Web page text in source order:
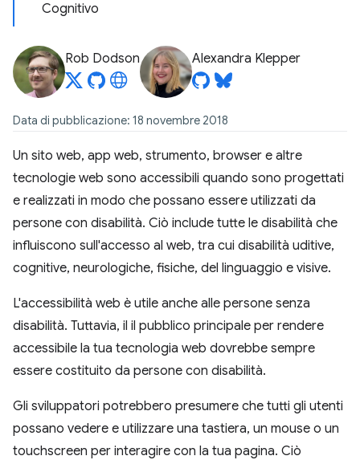
Cognitivo
Rob Dodson Alexandra Klepper
Data di pubblicazione: 18 novembre 2018
Un sito web, app web, strumento, browser e altre
tecnologie web sono accessibili quando sono progettati
e realizzati in modo che possano essere utilizzati da
persone con disabilità. Ciò include tutte le disabilità che
influiscono sull'accesso al web, tra cui disabilità uditive,
cognitive, neurologiche, fisiche, del linguaggio e visive.
L'accessibilità web è utile anche alle persone senza
disabilità. Tuttavia, il il pubblico principale per rendere
accessibile la tua tecnologia web dovrebbe sempre
essere costituito da persone con disabilità.
Gli sviluppatori potrebbero presumere che tutti gli utenti
possano vedere e utilizzare una tastiera, un mouse o un
touchscreen per interagire con la tua pagina. Ciò